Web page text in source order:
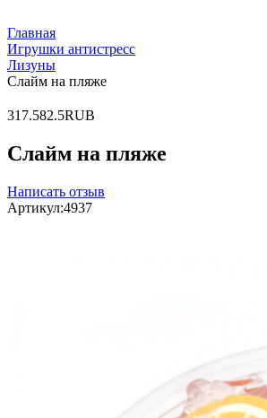
Главная
Игрушки антистресс
Лизуны
Слайм на пляже
317.582.5RUB
Слайм на пляже
Написать отзыв
Артикул:4937